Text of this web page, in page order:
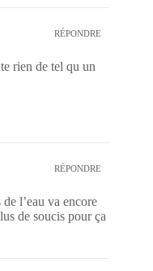
RÉPONDRE
rien de tel qu un
RÉPONDRE
l’eau va encore
de soucis pour ça